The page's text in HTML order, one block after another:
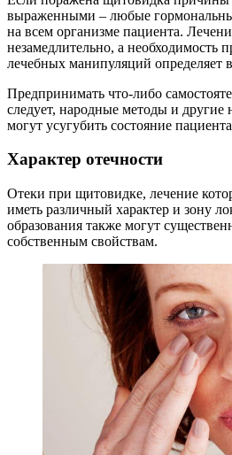
выраженными – любые
на всем организме пациента.
незамедлительно, а необходимость
лечебных манипуляций определяет
Предпринимать что-либо
следует, народные методы и другие
могут усугубить состояние
Характер отечности
Отеки при щитовидке, лечение
иметь различный характер и зону
образования также могут
собственным свойствам.